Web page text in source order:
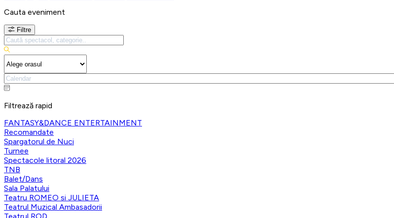
Cauta eveniment
Filtre
Filtrează rapid
FANTASY&DANCE ENTERTAINMENT
Recomandate
Spargatorul de Nuci
Turnee
Spectacole litoral 2026
TNB
Balet/Dans
Sala Palatului
Teatru ROMEO si JULIETA
Teatrul Muzical Ambasadorii